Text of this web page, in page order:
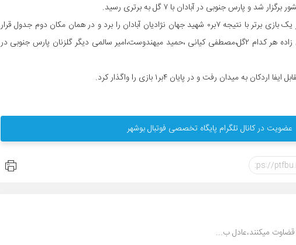
و پارس جنوبی در آبادان با ۷ گل به برتری رسید.
به گزارش فوتبال بوشهر پارس جنوبی در یک بازی برتر با نتیجه ۷بر۰ شهید جهان نژادیان آبادان را برد و در همان مکان دوم جدول قرار
گرفت.مجتبی نجفی و محمد معصومی زاده هر کدام ۲گل،مصطفی کیانی ،حمید میهندوست،امیر سالمی دیگر گلزنان پارس جنوبی در
به میدان رفت و در پایان ۴بر۱ بازی را واگذار کرد.
عضویت در کانال تلگرام پایگاه تخصصی فوتبال بوشهر
میکنند،عادل ب...